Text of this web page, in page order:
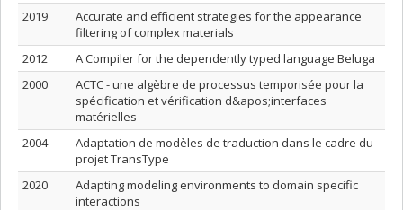
2019
Accurate and efficient strategies for the appearance
filtering of complex materials
2012
A Compiler for the dependently typed language Beluga
2000
ACTC - une algèbre de processus temporisée pour la
spécification et vérification d&apos;interfaces
matérielles
2004
Adaptation de modèles de traduction dans le cadre du
projet TransType
2020
Adapting modeling environments to domain specific
interactions